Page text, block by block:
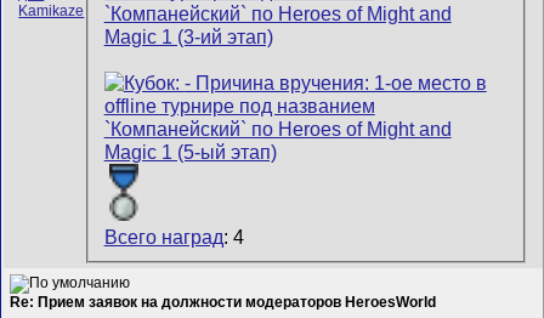
Всего наград: 4
Re: Прием заявок на должности модераторов HeroesWorld